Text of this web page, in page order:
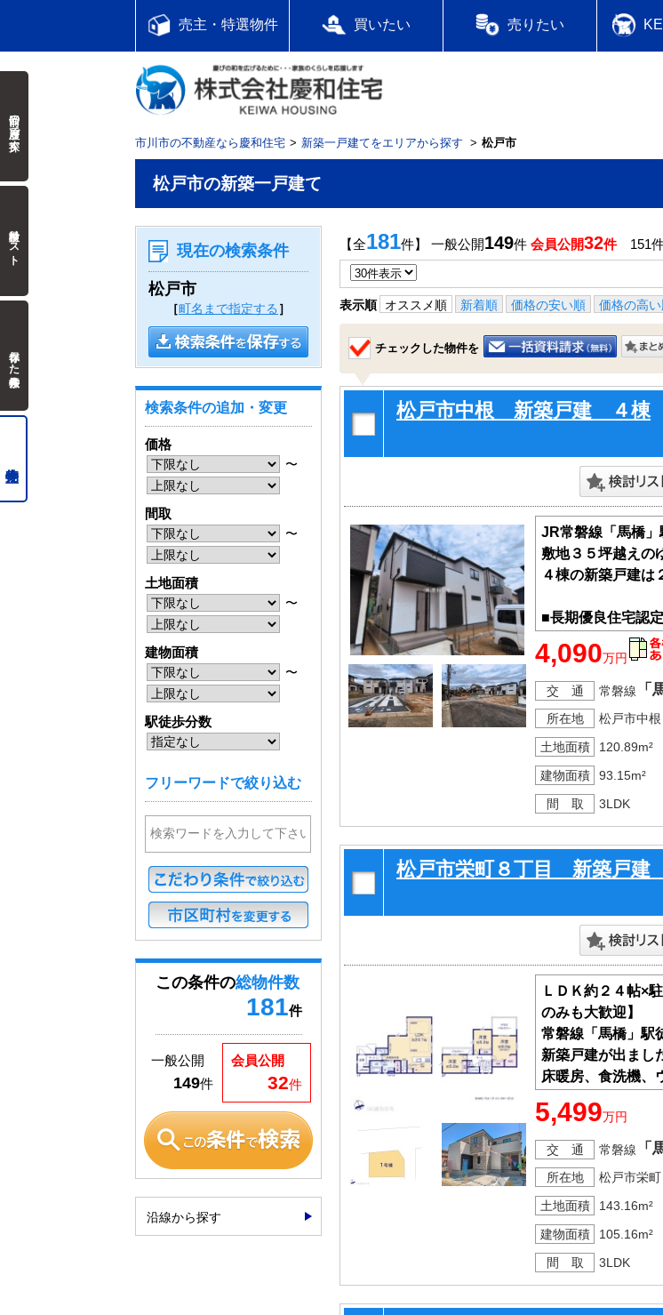
売主・特選物件 買いたい 売りたい
市川市の不動産なら慶和住宅 新築一戸建てをエリアから探す 松戸市
松戸市の新築一戸建て
【全181件】 一般公開149件 会員公開32件151件
表示順 オススメ順 新着順 価格の安い順 価格の高
チェックした物件を
松戸市中根 新築戸建 ４棟
JR常磐線「馬橋」
敷地３５坪越えの
４棟の新築戸建は
■長期優良住宅認
■ＺＥＨ水準仕様
■省エネＢＥＬＳ
■住宅性能表示Ｗ
■フラット３５Ｓ
■地盤２０年保証
4,090万円
交 通 常磐線 「
所在地
松戸市中根
土地面積
120.89m²
建物面積
93.15m²
間 取
3LDK
松戸市栄町８丁目 新築戸建
ＬＤＫ約２４帖×
のみも大歓迎】
常磐線「馬橋」駅
新築戸建が出まし
床暖房、食洗機、
間取りです。
・ZEH水準住宅
・フラット35S利
・外で使ったもの
・備蓄食品や調理
・ウォークインク
・イスを出したり
5,499万円
交 通 常磐線 「
所在地
松戸市栄町
土地面積
143.16m²
建物面積
105.16m²
間 取
3LDK
現在の検索条件
松戸市
［町名まで指定する ］
検索条件の追加・変更
価格
〜
間取
〜
土地面積
〜
建物面積
〜
駅徒歩分数
フリーワードで絞り込む
この条件の総物件数
181件
会員公開
32件
一般公開
149件
沿線から探す
前回の履歴で探す
検討中リスト
保存した検索条件